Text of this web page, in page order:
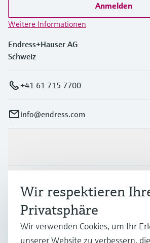
Anmelden
Weitere Informationen
Endress+Hauser AG
Schweiz
+41 61 715 7700
info@endress.com
Support
Wir respektieren
Privatsphäre
Wir verwenden Cookies, um Ihr
unserer Website zu verbessern,